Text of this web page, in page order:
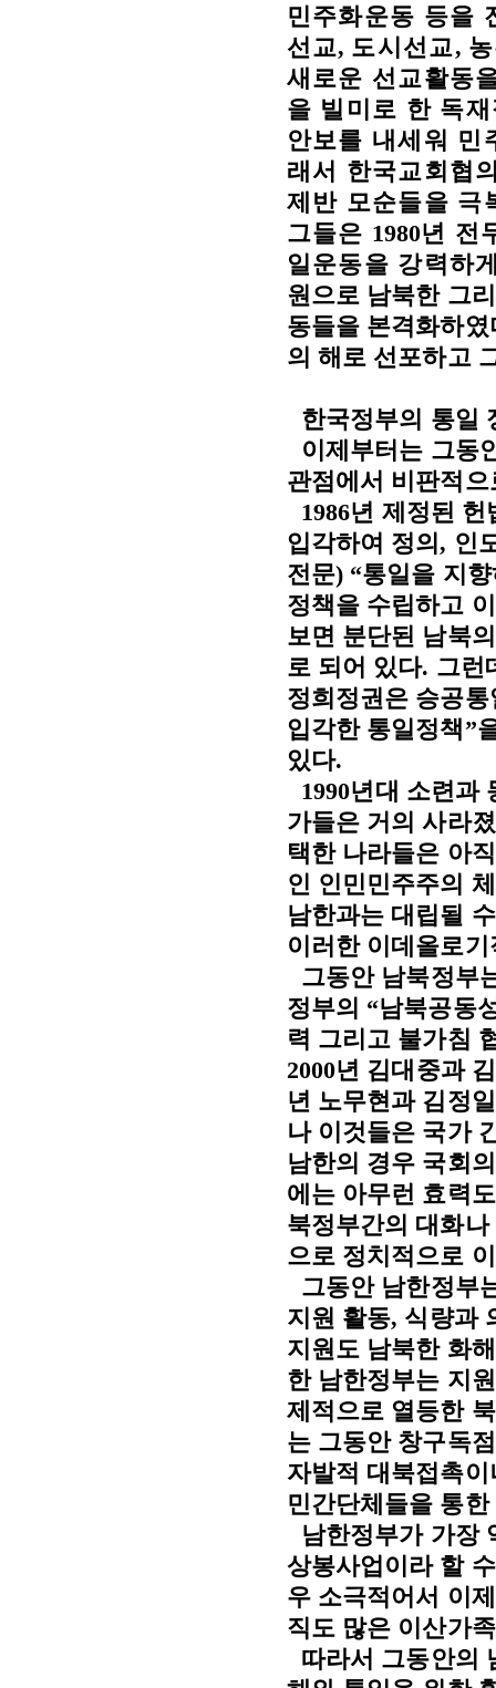
민주화운동 등을
선교, 도시선교,
새로운 선교활동
을 빌미로 한 독
안보를 내세워 민
래서 한국교회협
제반 모순들을 극
그들은 1980년 전
일운동을 강력하
원으로 남북한 그
동들을 본격화하였
의 해로 선포하고
한국정부의 통일
이제부터는 그동
관점에서 비판적
1986년 제정된
입각하여 정의, 인
전문) “통일을 지
정책을 수립하고
보면 분단된 남북
로 되어 있다. 그런
정희정권은 승공통
입각한 통일정책”
있다.
1990년대 소련과
가들은 거의 사라
택한 나라들은 아
인 인민민주주의
남한과는 대립될
이러한 이데올로
그동안 남북정부
정부의 “남북공동
력 그리고 불가침
2000년 김대중과
년 노무현과 김정
나 이것들은 국가
남한의 경우 국회
에는 아무런 효력
북정부간의 대화
으로 정치적으로
그동안 남한정부
지원 활동, 식량과
지원도 남북한 화
한 남한정부는 지
제적으로 열등한
는 그동안 창구독
자발적 대북접촉
민간단체들을 통
남한정부가 가장
상봉사업이라 할
우 소극적어서 이
직도 많은 이산가
따라서 그동안의